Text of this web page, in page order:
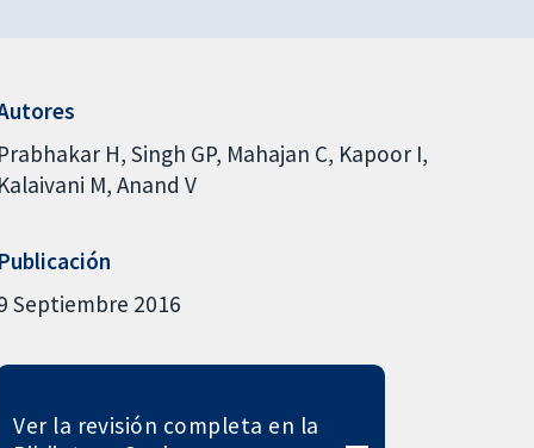
Prabhakar H Singh GP Mahajan C Kapoor I
Kalaivani M Anand V
Publicación
Septiembre 2016
Ver la revisión completa en la